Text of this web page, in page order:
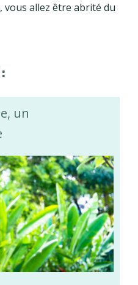
vous allez être abrité du
un